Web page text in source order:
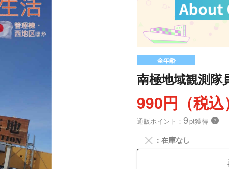
全年齢
南極地域観測隊
990円（税込
通販ポイント： 9pt獲得 ？
╳ ：在庫なし